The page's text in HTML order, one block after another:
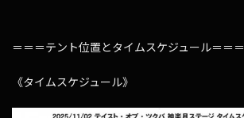
＝＝＝テント位置とタイムスケジュール＝＝＝
《タイムスケジュール》